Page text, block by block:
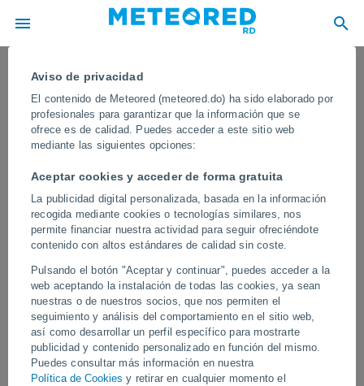
Aviso de privacidad
El contenido de Meteored (meteored.do) ha sido elaborado por
profesionales para garantizar que la información que se
ofrece es de calidad. Puedes acceder a este sitio web
mediante las siguientes opciones:
Aceptar cookies y acceder de forma gratuita
La publicidad digital personalizada, basada en la información
recogida mediante cookies o tecnologías similares, nos
permite financiar nuestra actividad para seguir ofreciéndote
contenido con altos estándares de calidad sin coste.
Pulsando el botón "Aceptar y continuar", puedes acceder a la
web aceptando la instalación de todas las cookies, ya sean
nuestras o de nuestros socios, que nos permiten el
seguimiento y análisis del comportamiento en el sitio web,
así como desarrollar un perfil específico para mostrarte
publicidad y contenido personalizado en función del mismo.
Puedes consultar más información en nuestra
Política de Cookies y retirar en cualquier momento el
¡Un rayo cae muy cerca de varias
personas en Banjarnegara, Indonesia!
El impacto se produjo junto a una
cancha de tenis
Varias personas que jugaban al tenis sufrieron un gran sobresalto
por la caída del rayo, pero no hubo heridos.